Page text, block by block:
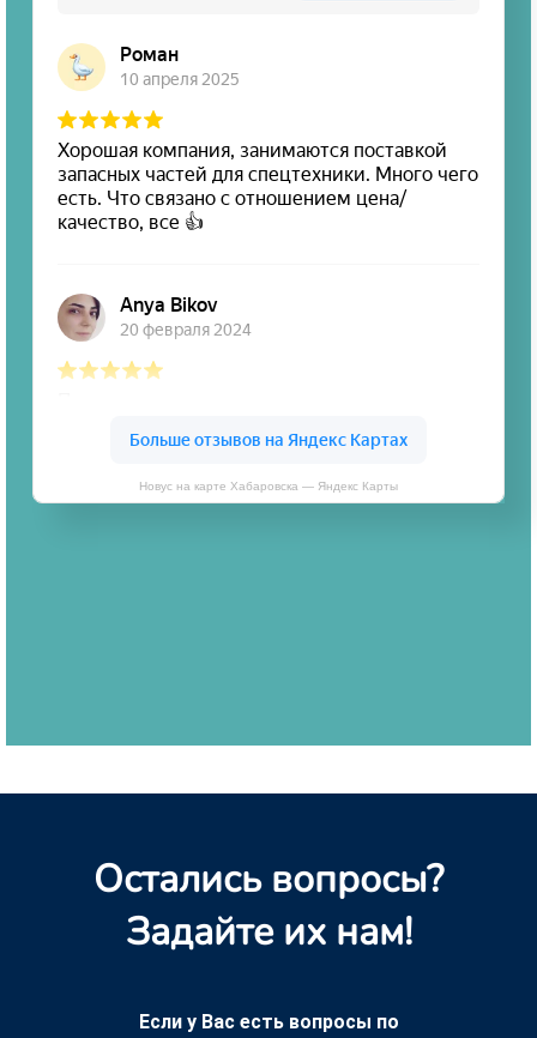
Новус на карте Хабаровска — Яндекс Карты
Остались вопросы?
Задайте их нам!
Если у Вас есть вопросы по